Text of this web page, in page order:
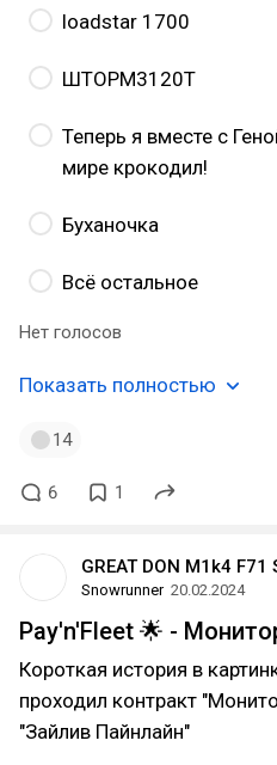
loadstar 1700
ШТОРМ3120Т
Теперь я вместе с
мире крокодил!
Буханочка
Всё остальное
Нет голосов
Показать полностью
14
6 1
GREAT DON M1k4 F71
Snowrunner 20.02.2024
Pay'n'Fleet 🌟 -
Короткая история в
проходил контракт
"Зайлив Пайнлайн"